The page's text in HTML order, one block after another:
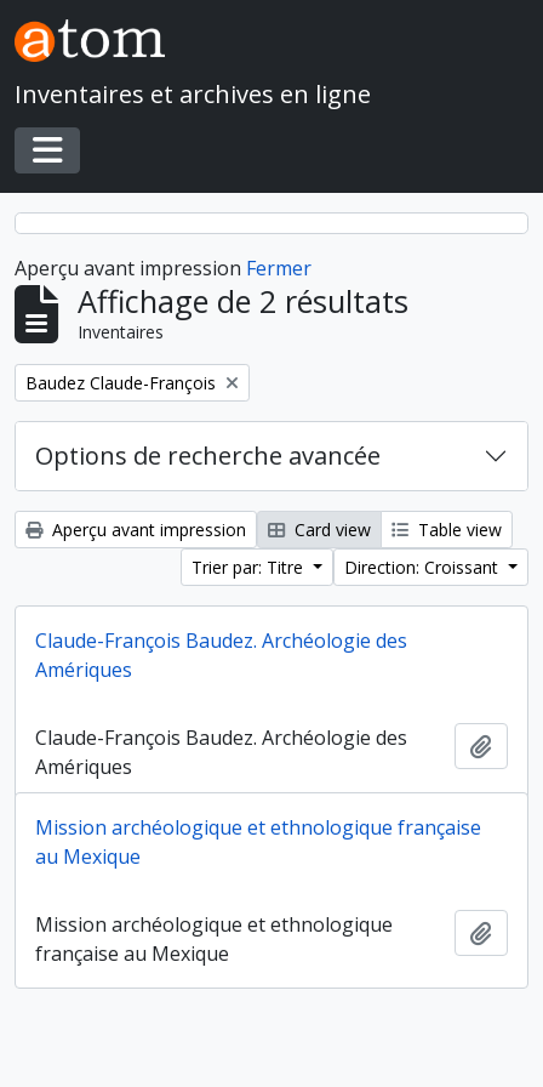
Skip to main content
Inventaires et archives en ligne
Toggle navigation
Aperçu avant impression Fermer
Affichage de 2 résultats
Inventaires
Remove filter:
Baudez Claude-François
Options de recherche avancée
Aperçu avant impression Card view
Table view
Trier par: Titre
Direction: Croissant
Claude-François Baudez. Archéologie des
Amériques
Claude-François Baudez. Archéologie des
Amériques
Mission archéologique et ethnologique française
au Mexique
Mission archéologique et ethnologique
française au Mexique